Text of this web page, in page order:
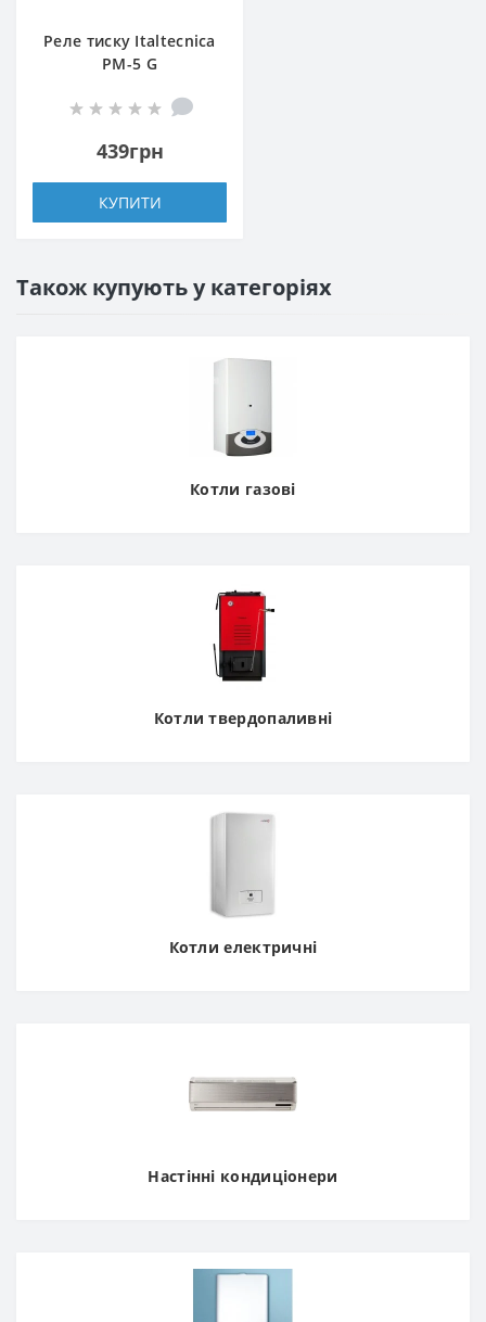
Реле тиску Italtecnica
PM-5 G
439грн
КУПИТИ
Також купують у категоріях
Котли газові
Котли твердопаливні
Котли електричні
Настінні кондиціонери